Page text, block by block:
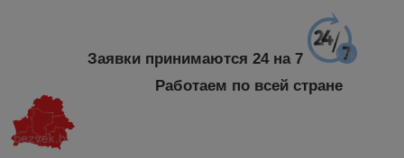
Заявки принимаются 24 на 7
Работаем по всей стране